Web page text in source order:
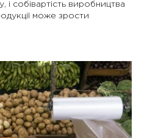
і собівартість виробництва
може зрости